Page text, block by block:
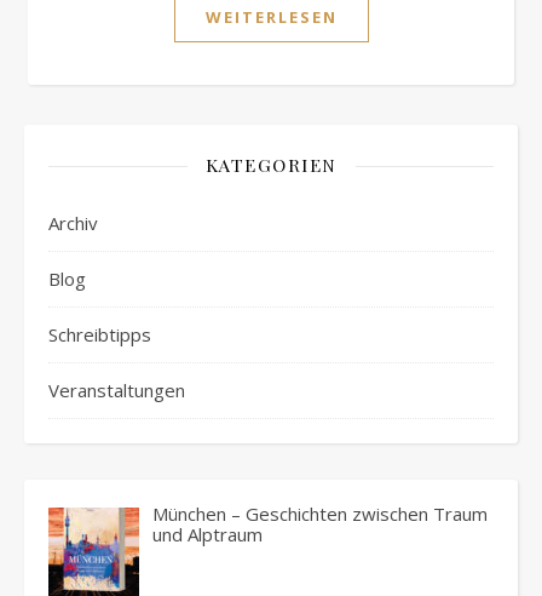
WEITERLESEN
KATEGORIEN
Archiv
Blog
Schreibtipps
Veranstaltungen
München – Geschichten zwischen Traum
und Alptraum